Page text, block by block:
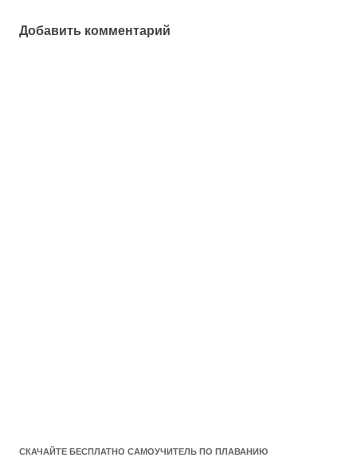
Добавить комментарий
СКАЧАЙТЕ БЕСПЛАТНО САМОУЧИТЕЛЬ ПО ПЛАВАНИЮ